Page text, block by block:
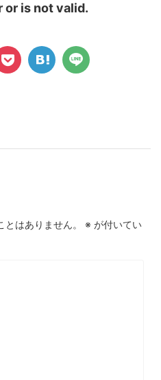
or is not valid.
はありません。 ※ が付いてい